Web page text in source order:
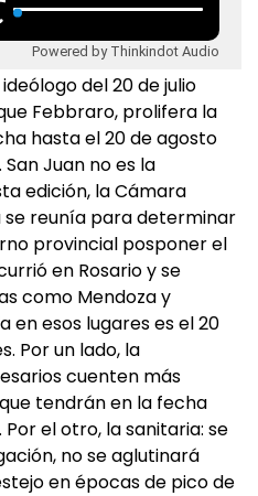
Powered by Thinkindot Audio
del 20 de julio
Febbraro, prolifera la
hasta el 20 de agosto
Juan no es la
edición, la Cámara
reunía para determinar
provincial posponer el
en Rosario y se
como Mendoza y
en esos lugares es el 20
Por un lado, la
cuenten más
tendrán en la fecha
el otro, la sanitaria: se
no se aglutinará
en épocas de pico de